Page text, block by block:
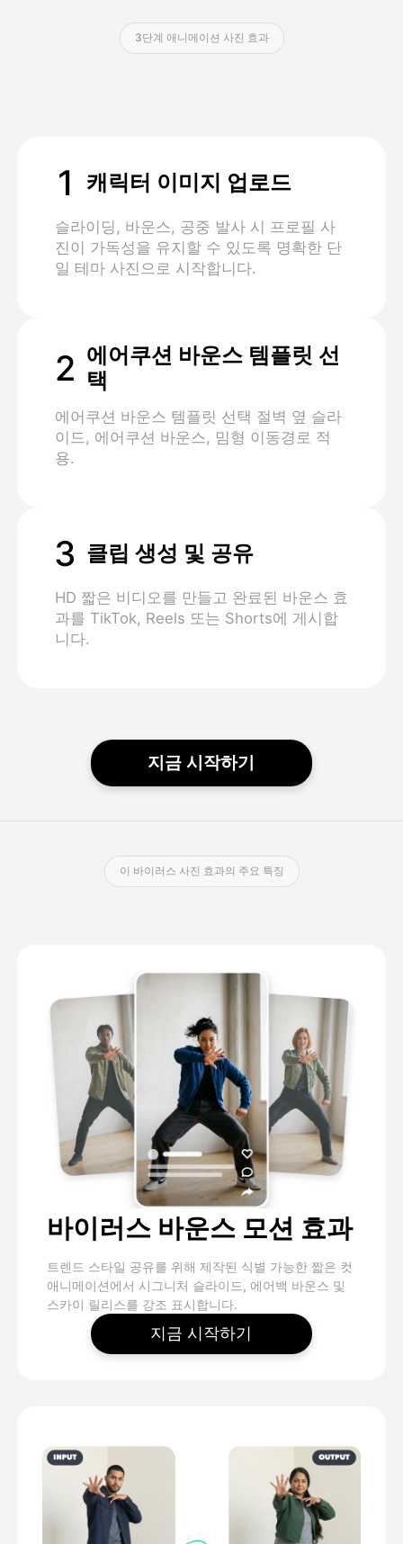
3단계 애니메이션 사진 효과
1 캐릭터 이미지 업로드
슬라이딩, 바운스, 공중 발사 시 프로필 사
진이 가독성을 유지할 수 있도록 명확한 단
일 테마 사진으로 시작합니다.
2 에어쿠션 바운스 템플릿 선
택
에어쿠션 바운스 템플릿 선택 절벽 옆 슬라
이드, 에어쿠션 바운스, 밈형 이동경로 적
용.
3 클립 생성 및 공유
HD 짧은 비디오를 만들고 완료된 바운스 효
과를 TikTok, Reels 또는 Shorts에 게시합
니다.
지금 시작하기
이 바이러스 사진 효과의 주요 특징
바이러스 바운스 모션 효과
트렌드 스타일 공유를 위해 제작된 식별 가능한 짧은 컷
애니메이션에서 시그니처 슬라이드, 에어백 바운스 및
스카이 릴리스를 강조 표시합니다.
지금 시작하기